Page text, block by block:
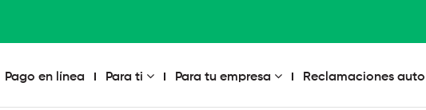
Pago en línea Para ti Para tu empresa Reclamaciones auto